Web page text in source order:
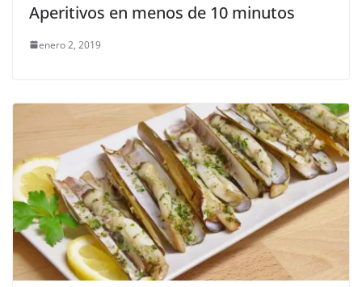
Aperitivos en menos de 10 minutos
enero 2, 2019